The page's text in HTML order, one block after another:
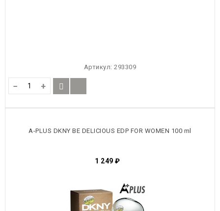
Артикул:293309
− +
A-PLUS DKNY BE DELICIOUS EDP FOR WOMEN 100 ml
1 249 ₽